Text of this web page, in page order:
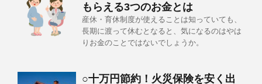
もらえる3つのお金とは
産休・育休制度が使えることは知っていても、
長期に渡って休むとなると、気になるのはやは
りお金のことではないでしょうか。
○十万円節約！火災保険を安く出